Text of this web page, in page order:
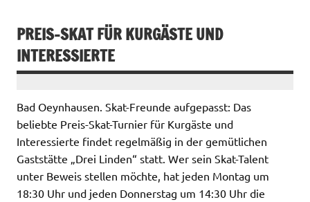
PREIS-SKAT FÜR KURGÄSTE UND
INTERESSIERTE
Bad Oeynhausen. Skat-Freunde aufgepasst: Das
beliebte Preis-Skat-Turnier für Kurgäste und
Interessierte findet regelmäßig in der gemütlichen
Gaststätte „Drei Linden“ statt. Wer sein Skat-Talent
unter Beweis stellen möchte, hat jeden Montag um
18:30 Uhr und jeden Donnerstag um 14:30 Uhr die